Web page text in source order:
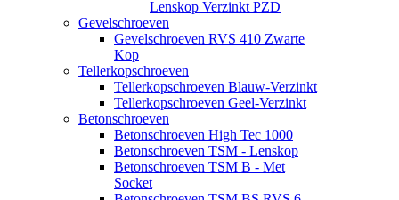
Lenskop Verzinkt PZD
Gevelschroeven
Gevelschroeven RVS 410 Zwarte
Kop
Tellerkopschroeven
Tellerkopschroeven Blauw-Verzinkt
Tellerkopschroeven Geel-Verzinkt
Betonschroeven
Betonschroeven High Tec 1000
Betonschroeven TSM - Lenskop
Betonschroeven TSM B - Met
Socket